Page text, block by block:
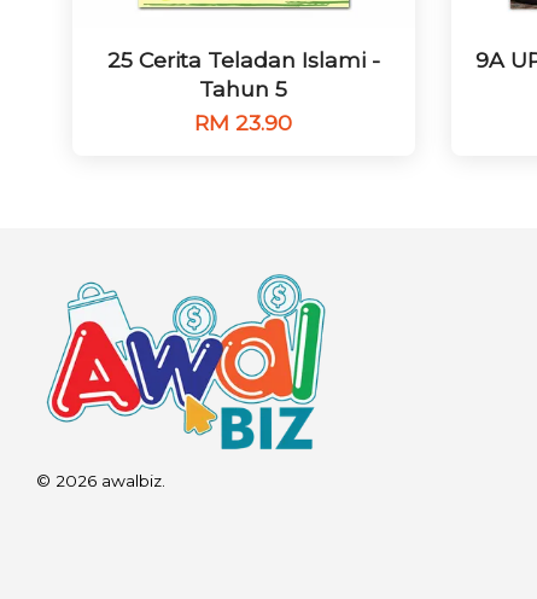
25 Cerita Teladan Islami -
Tahun 5
RM 23.90
9A
© 2026 awalbiz.